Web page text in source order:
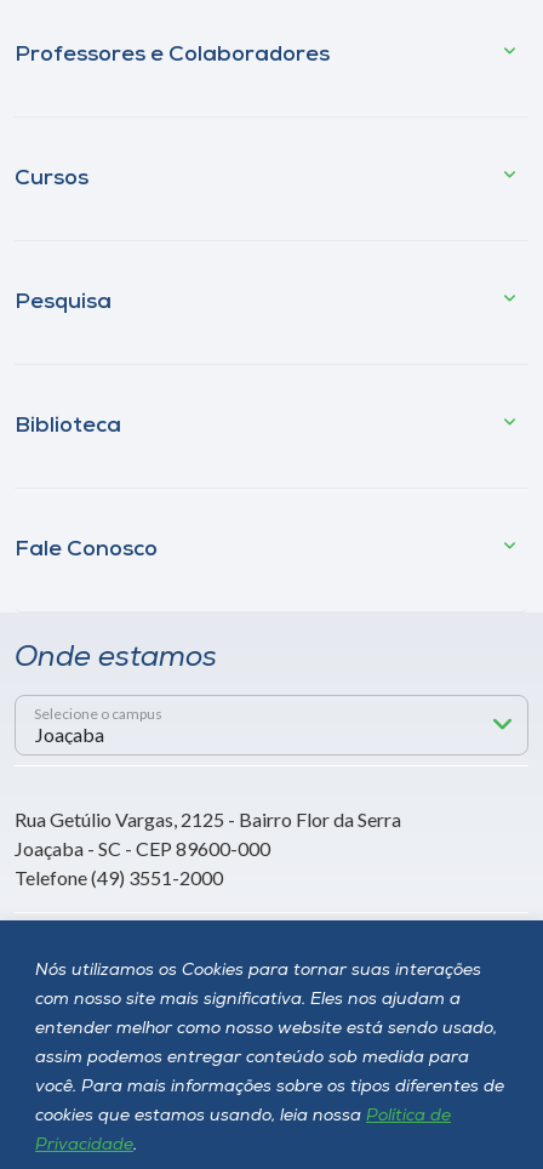
Nós utilizamos os Cookies para tornar suas interações
com nosso site mais significativa. Eles nos ajudam a
entender melhor como nosso website está sendo usado,
assim podemos entregar conteúdo sob medida para
você. Para mais informações sobre os tipos diferentes de
cookies que estamos usando, leia nossa Política de
Privacidade.
Professores e Colaboradores
Cursos
Pesquisa
Biblioteca
Fale Conosco
Onde estamos
Selecione o campus
Rua Getúlio Vargas, 2125 - Bairro Flor da Serra
Joaçaba - SC - CEP 89600-000
Telefone (49) 3551-2000
Siga a Unoesc